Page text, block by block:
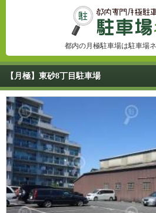
都内の月極駐車場は駐車場
【月極】東砂8丁目駐車場